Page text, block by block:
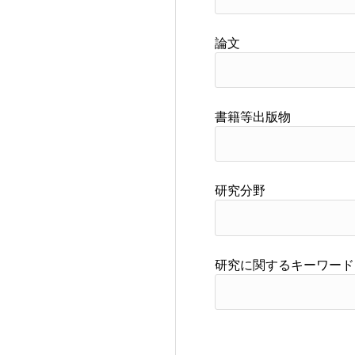
論文
書籍等出版物
研究分野
研究に関するキーワード